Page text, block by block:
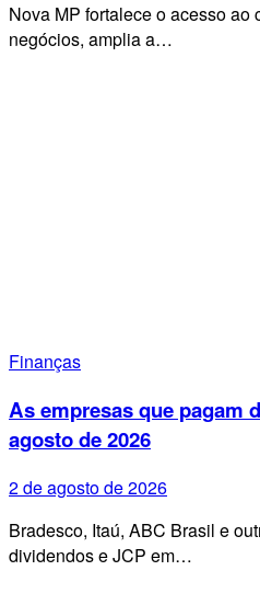
Nova MP fortalece o acesso ao
negócios, amplia a…
Finanças
As empresas que pagam
agosto de 2026
2 de agosto de 2026
Bradesco, Itaú, ABC Brasil e
dividendos e JCP em…